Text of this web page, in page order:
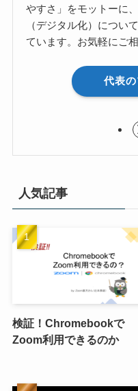
やすさ」をモットーに
（デジタル化）につい
ています。お気軽にご
代表
人気記事
検証！Chromebookで
Zoom利用できるのか